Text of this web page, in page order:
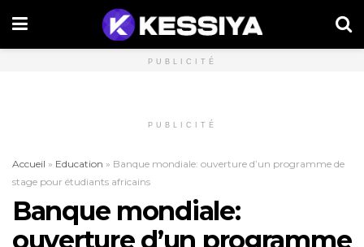
PUBLICITÉ
PUBLICITÉ
Accueil » Education » Banque mondiale: ouverture d’un programme de
stage pour étudiants africains
Banque mondiale:
ouverture d’un programme